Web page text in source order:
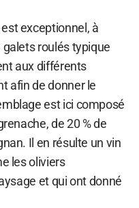
exceptionnel, à
roulés typique
aux différents
afin de donner le
est ici composé
de 20 % de
Il en résulte un vin
les oliviers
et qui ont donné